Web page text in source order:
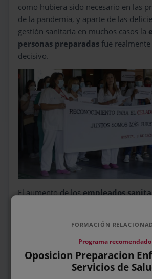
como hubiera sido necesario en las
de la pandemia, y aparte de las
gestión sanitaria en muchos casos la
personas preparadas fue
decisivo.
El aumento de los empleados
Los celadores son del personal del
más pacientes y más cerca, lo que
aumentado el reconocimiento y la
importante de su labor.
FORMACIÓN
Programa recomendado
Oposicion Preparacion
Servicios de